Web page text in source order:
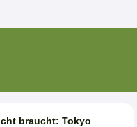
braucht: Tokyo